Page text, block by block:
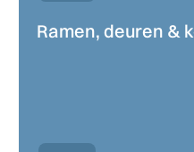
Ramen, deuren &